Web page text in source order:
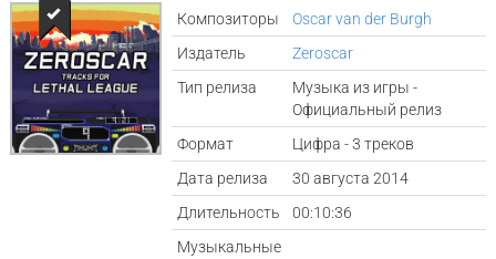
Композиторы
Oscar van der Burgh
Издатель
Zeroscar
Тип релиза
Музыка из игры -
Официальный релиз
Формат
Цифра - 3 треков
Дата релиза
30 августа 2014
Длительность
00:10:36
Музыкальные